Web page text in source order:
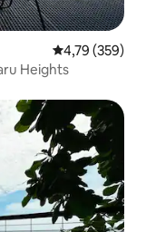
Gemiddelde
4,79 (359)
Heights